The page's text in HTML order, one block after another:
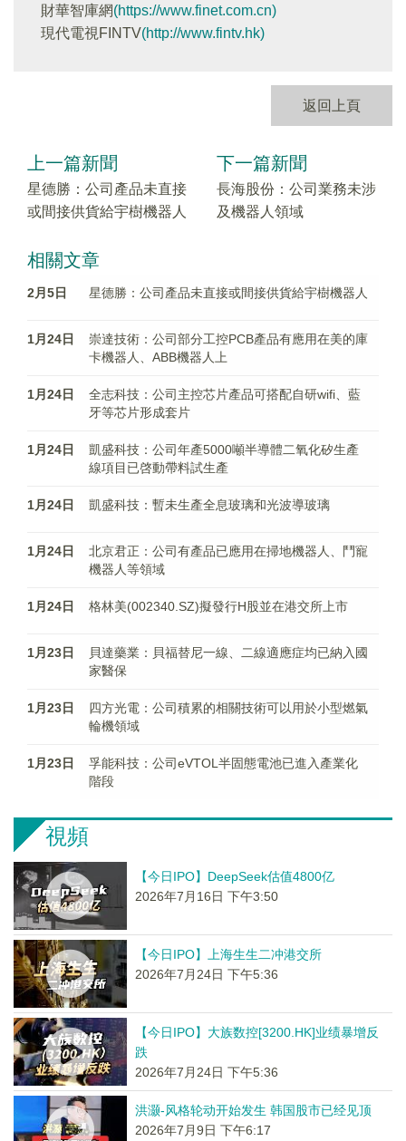
財華智庫網(https://www.finet.com.cn)
現代電視FINTV(http://www.fintv.hk)
返回上頁
上一篇新聞
星德勝：公司產品未直接
或間接供貨給宇樹機器人
下一篇新聞
長海股份：公司業務未涉
及機器人領域
相關文章
2月5日 星德勝：公司產品未直接或間接供貨給宇樹機器人
1月24日
崇達技術：公司部分工控PCB產品有應用在美的庫
卡機器人、ABB機器人上
1月24日
全志科技：公司主控芯片產品可搭配自研wifi、藍
牙等芯片形成套片
1月24日
凱盛科技：公司年產5000噸半導體二氧化矽生產
線項目已啓動帶料試生產
1月24日 凱盛科技：暫未生產全息玻璃和光波導玻璃
1月24日
北京君正：公司有產品已應用在掃地機器人、鬥寵
機器人等領域
1月24日 格林美(002340.SZ)擬發行H股並在港交所上市
1月23日
貝達藥業：貝福替尼一線、二線適應症均已納入國
家醫保
1月23日
四方光電：公司積累的相關技術可以用於小型燃氣
輪機領域
1月23日
孚能科技：公司eVTOL半固態電池已進入產業化
階段
視頻
【今日IPO】DeepSeek估值4800亿
2026年7月16日 下午3:50
【今日IPO】上海生生二冲港交所
2026年7月24日 下午5:36
【今日IPO】大族数控[3200.HK]业绩暴增反
跌
2026年7月24日 下午5:36
洪灏-风格轮动开始发生 韩国股市已经见顶
2026年7月9日 下午6:17